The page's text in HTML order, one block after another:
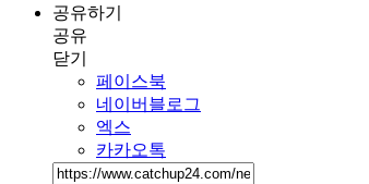
공유하기
공유
닫기
페이스북
네이버블로그
엑스
카카오톡